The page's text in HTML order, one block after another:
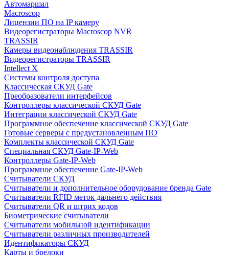
Автомаршал
Macroscop
Лицензии ПО на IP камеру
Видеорегистраторы Macroscop NVR
TRASSIR
Камеры видеонаблюдения TRASSIR
Видеорегистраторы TRASSIR
Intellect X
Системы контроля доступа
Классическая СКУД Gate
Преобразователи интерфейсов
Контроллеры классической СКУД Gate
Интеграции классической СКУД Gate
Программное обеспечение классической СКУД Gate
Готовые серверы с предустановленным ПО
Комплекты классической СКУД Gate
Специальная СКУД Gate-IP-Web
Контроллеры Gate-IP-Web
Программное обеспечение Gate-IP-Web
Считыватели СКУД
Считыватели и дополнительное оборудование бренда Gate
Считыватели RFID меток дальнего действия
Считыватели QR и штрих кодов
Биометрические считыватели
Считыватели мобильной идентификации
Считыватели различных производителей
Идентификаторы СКУД
Карты и брелоки